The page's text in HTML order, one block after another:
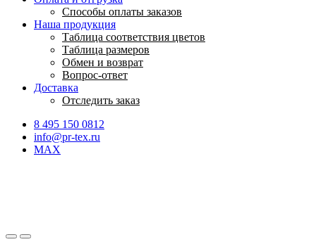
Способы оплаты заказов
Наша продукция
Таблица соответствия цветов
Таблица размеров
Обмен и возврат
Вопрос-ответ
Доставка
Отследить заказ
8 495 150 0812
info@pr-tex.ru
MAX